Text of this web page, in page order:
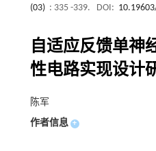
(03) : 335 -339. DOI:
自适应反馈单神
性电路实现设计
陈军
作者信息 +